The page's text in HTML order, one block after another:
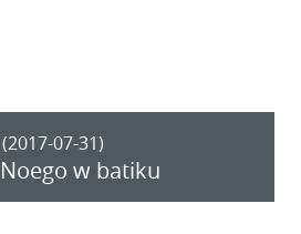
(2017-07-31)
w batiku